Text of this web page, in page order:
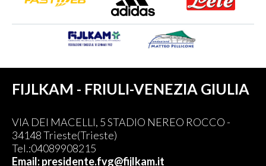
FIJLKAM - FRIULI-VENEZIA GIULIA
VIA DEI MACELLI, 5 STADIO NEREO ROCCO -
34148 Trieste(Trieste)
Tel.:04089908215
Email: presidente.fvg@fijlkam.it